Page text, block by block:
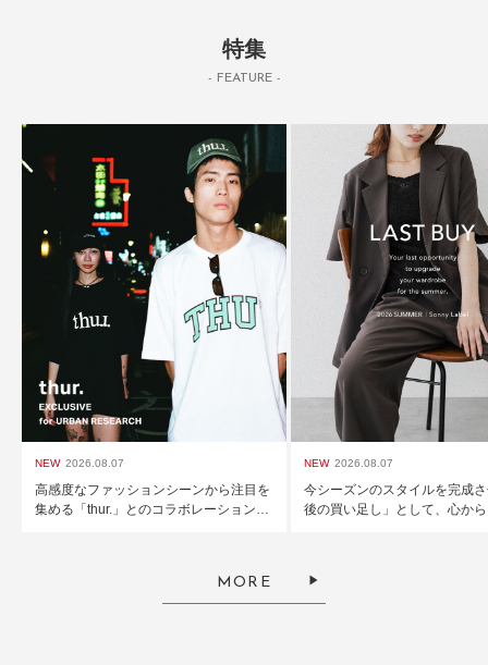
特集
- FEATURE -
NEW 2026.08.07
高感度なファッションシーンから注目を
集める「thur.」とのコラボレーションが
NEW 2026.08.07
今シーズンのスタイルを完成
後の買い足し」として、心か
MORE